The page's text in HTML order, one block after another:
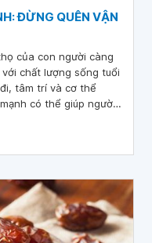
ĐỪNG QUÊN VẬN
của con người càng
chất lượng sống tuổi
tâm trí và cơ thể
có thể giúp người
giúp người có tuổi